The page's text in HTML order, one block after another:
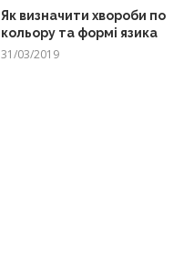
Як визначити хвороби по
кольору та формі язика
31/03/2019